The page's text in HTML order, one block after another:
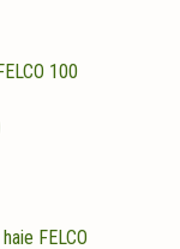
100